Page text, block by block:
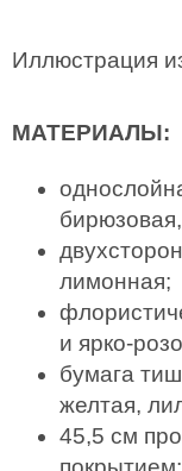
Иллюстрация
МАТЕРИАЛЫ:
лимонная;
и ярко-
бумага
желтая,
45,5 см